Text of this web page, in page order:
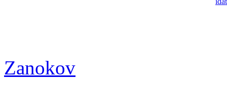
Zanokov